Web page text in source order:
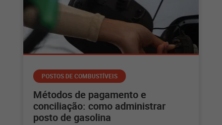
POSTOS DE COMBUSTÍVEIS
Métodos de pagamento e
conciliação: como administrar
posto de gasolina